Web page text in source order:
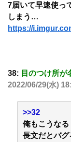
7届いて早速使っ
しまう…
https://
38: 目のつけ所が
2022/06/29(水)
>>32
俺もこうなる
長文だとバグ